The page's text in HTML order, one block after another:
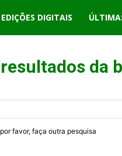
EDIÇÕES DIGITAIS
resultados da
favor, faça outra pesquisa